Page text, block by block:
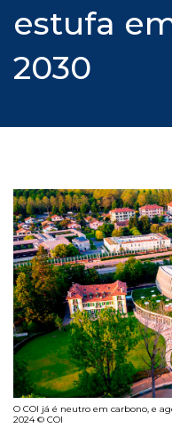
estufa
2030
O COI já é neutro em carbono, e
2024 © COI